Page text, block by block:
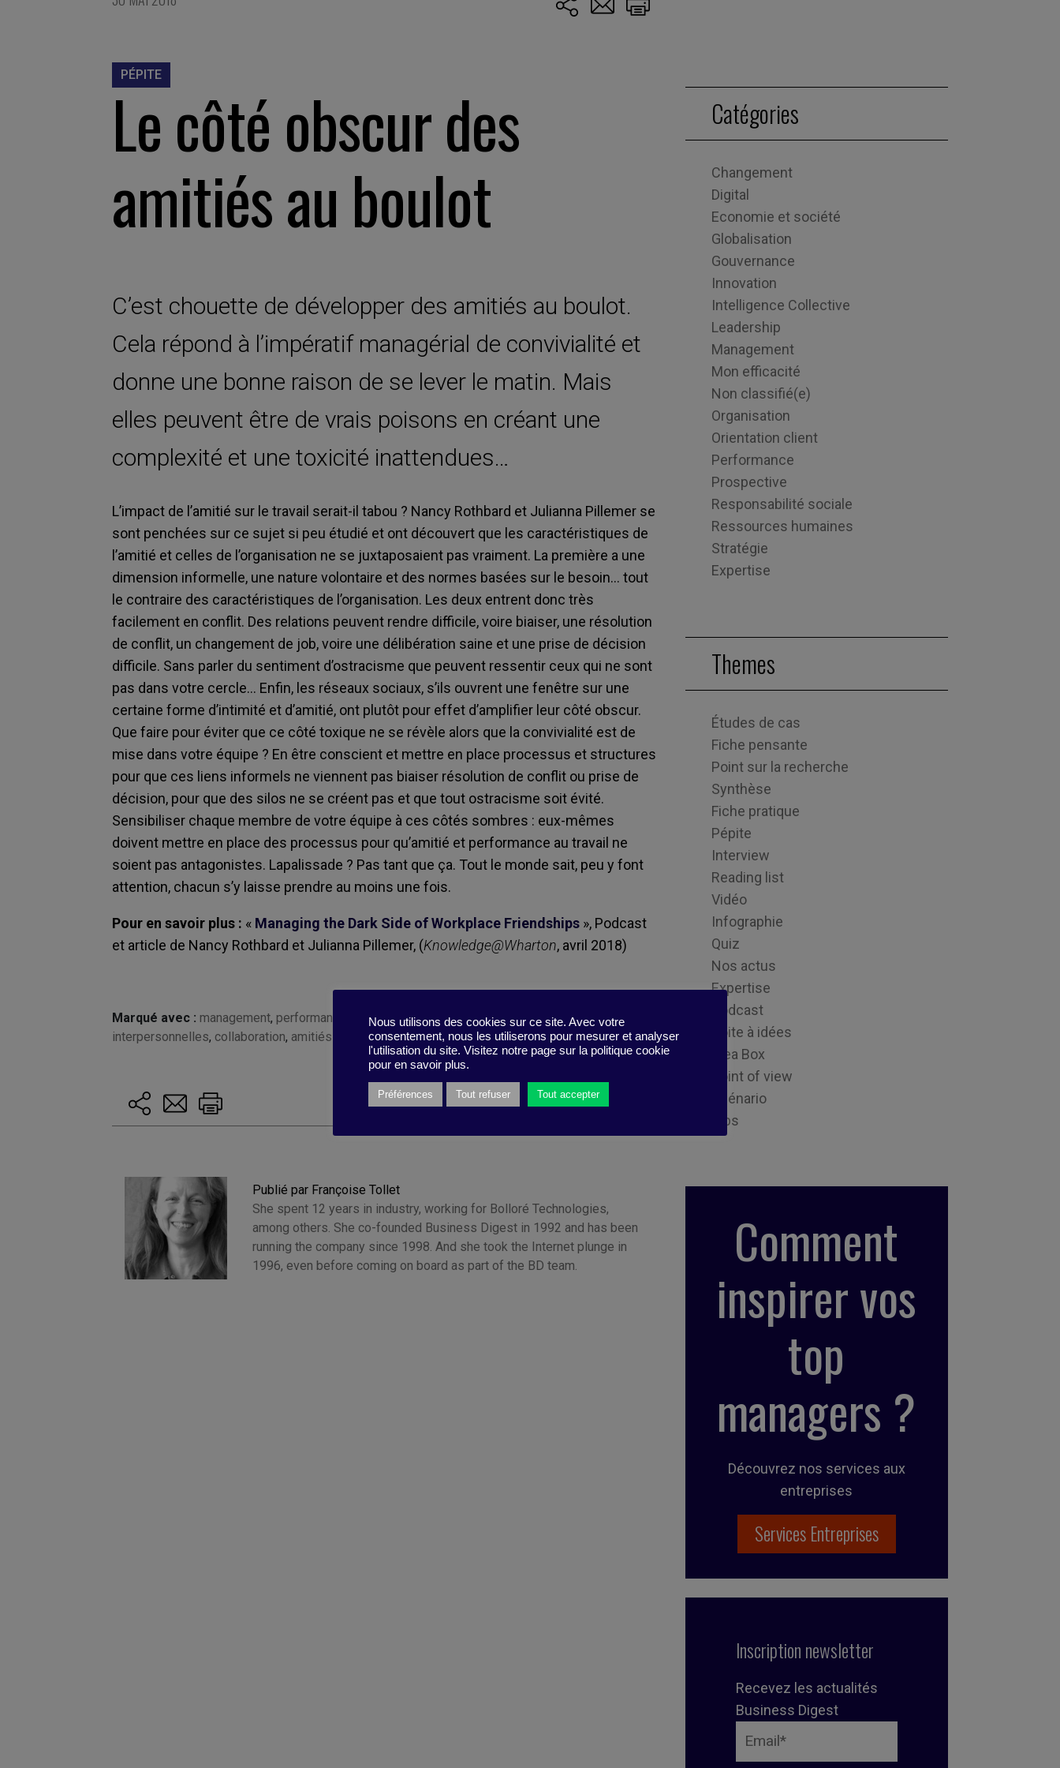
PÉPITE
Le côté obscur des
amitiés au boulot
C’est chouette de développer des amitiés au boulot.
Cela répond à l’impératif managérial de convivialité et
donne une bonne raison de se lever le matin. Mais
elles peuvent être de vrais poisons en créant une
complexité et une toxicité inattendues…
L’impact de l’amitié sur le travail serait-il tabou ? Nancy Rothbard et Julianna Pillemer se
sont penchées sur ce sujet si peu étudié et ont découvert que les caractéristiques de
l’amitié et celles de l’organisation ne se juxtaposaient pas vraiment. La première a une
dimension informelle, une nature volontaire et des normes basées sur le besoin… tout
le contraire des caractéristiques de l’organisation. Les deux entrent donc très
facilement en conflit. Des relations peuvent rendre difficile, voire biaiser, une résolution
de conflit, un changement de job, voire une délibération saine et une prise de décision
difficile. Sans parler du sentiment d’ostracisme que peuvent ressentir ceux qui ne sont
pas dans votre cercle… Enfin, les réseaux sociaux, s’ils ouvrent une fenêtre sur une
certaine forme d’intimité et d’amitié, ont plutôt pour effet d’amplifier leur côté obscur.
Que faire pour éviter que ce côté toxique ne se révèle alors que la convivialité est de
mise dans votre équipe ? En être conscient et mettre en place processus et structures
pour que ces liens informels ne viennent pas biaiser résolution de conflit ou prise de
décision, pour que des silos ne se créent pas et que tout ostracisme soit évité.
Sensibiliser chaque membre de votre équipe à ces côtés sombres : eux-mêmes
doivent mettre en place des processus pour qu’amitié et performance au travail ne
soient pas antagonistes. Lapalissade ? Pas tant que ça. Tout le monde sait, peu y font
attention, chacun s’y laisse prendre au moins une fois.
Pour en savoir plus : « Managing the Dark Side of Workplace Friendships », Podcast
et article de Nancy Rothbard et Julianna Pillemer, (Knowledge@Wharton, avril 2018)
Marqué avec : management, performance réseaux sociaux ,équipe,bien-être,Relations
interpersonnelles, collaboration, amitiés
Publié par Françoise Tollet
She spent 12 years in industry, working for Bolloré Technologies,
among others. She co-founded Business Digest in 1992 and has been
running the company since 1998. And she took the Internet plunge in
1996, even before coming on board as part of the BD team.
Catégories
Changement
Digital
Economie et société
Globalisation
Gouvernance
Innovation
Intelligence Collective
Leadership
Management
Mon efficacité
Non classifié(e)
Organisation
Orientation client
Performance
Prospective
Responsabilité sociale
Ressources humaines
Stratégie
Expertise
Themes
Études de cas
Fiche pensante
Point sur la recherche
Synthèse
Fiche pratique
Pépite
Interview
Reading list
Vidéo
Infographie
Quiz
Nos actus
Expertise
Podcast
Boite à idées
Idea Box
Point of view
Scénario
Tips
Comment
inspirer vos
top
managers ?
Découvrez nos services aux
entreprises
Services Entreprises
Inscription newsletter
Recevez les actualités
Business Digest
Nous utilisons des cookies sur ce site. Avec votre
consentement, nous les utiliserons pour mesurer et analyser
l'utilisation du site. Visitez notre page sur la politique cookie
pour en savoir plus.
Préférences Tout refuser Tout accepter